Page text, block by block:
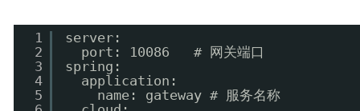
1
2
3
4
5
server:
port: 10086   # 网关端口
spring:
application:
name: gateway # 服务名称